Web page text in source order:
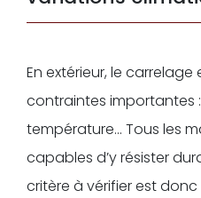
En extérieur, le carrelage
contraintes importantes
température… Tous les
capables d’y résister
critère à vérifier est donc